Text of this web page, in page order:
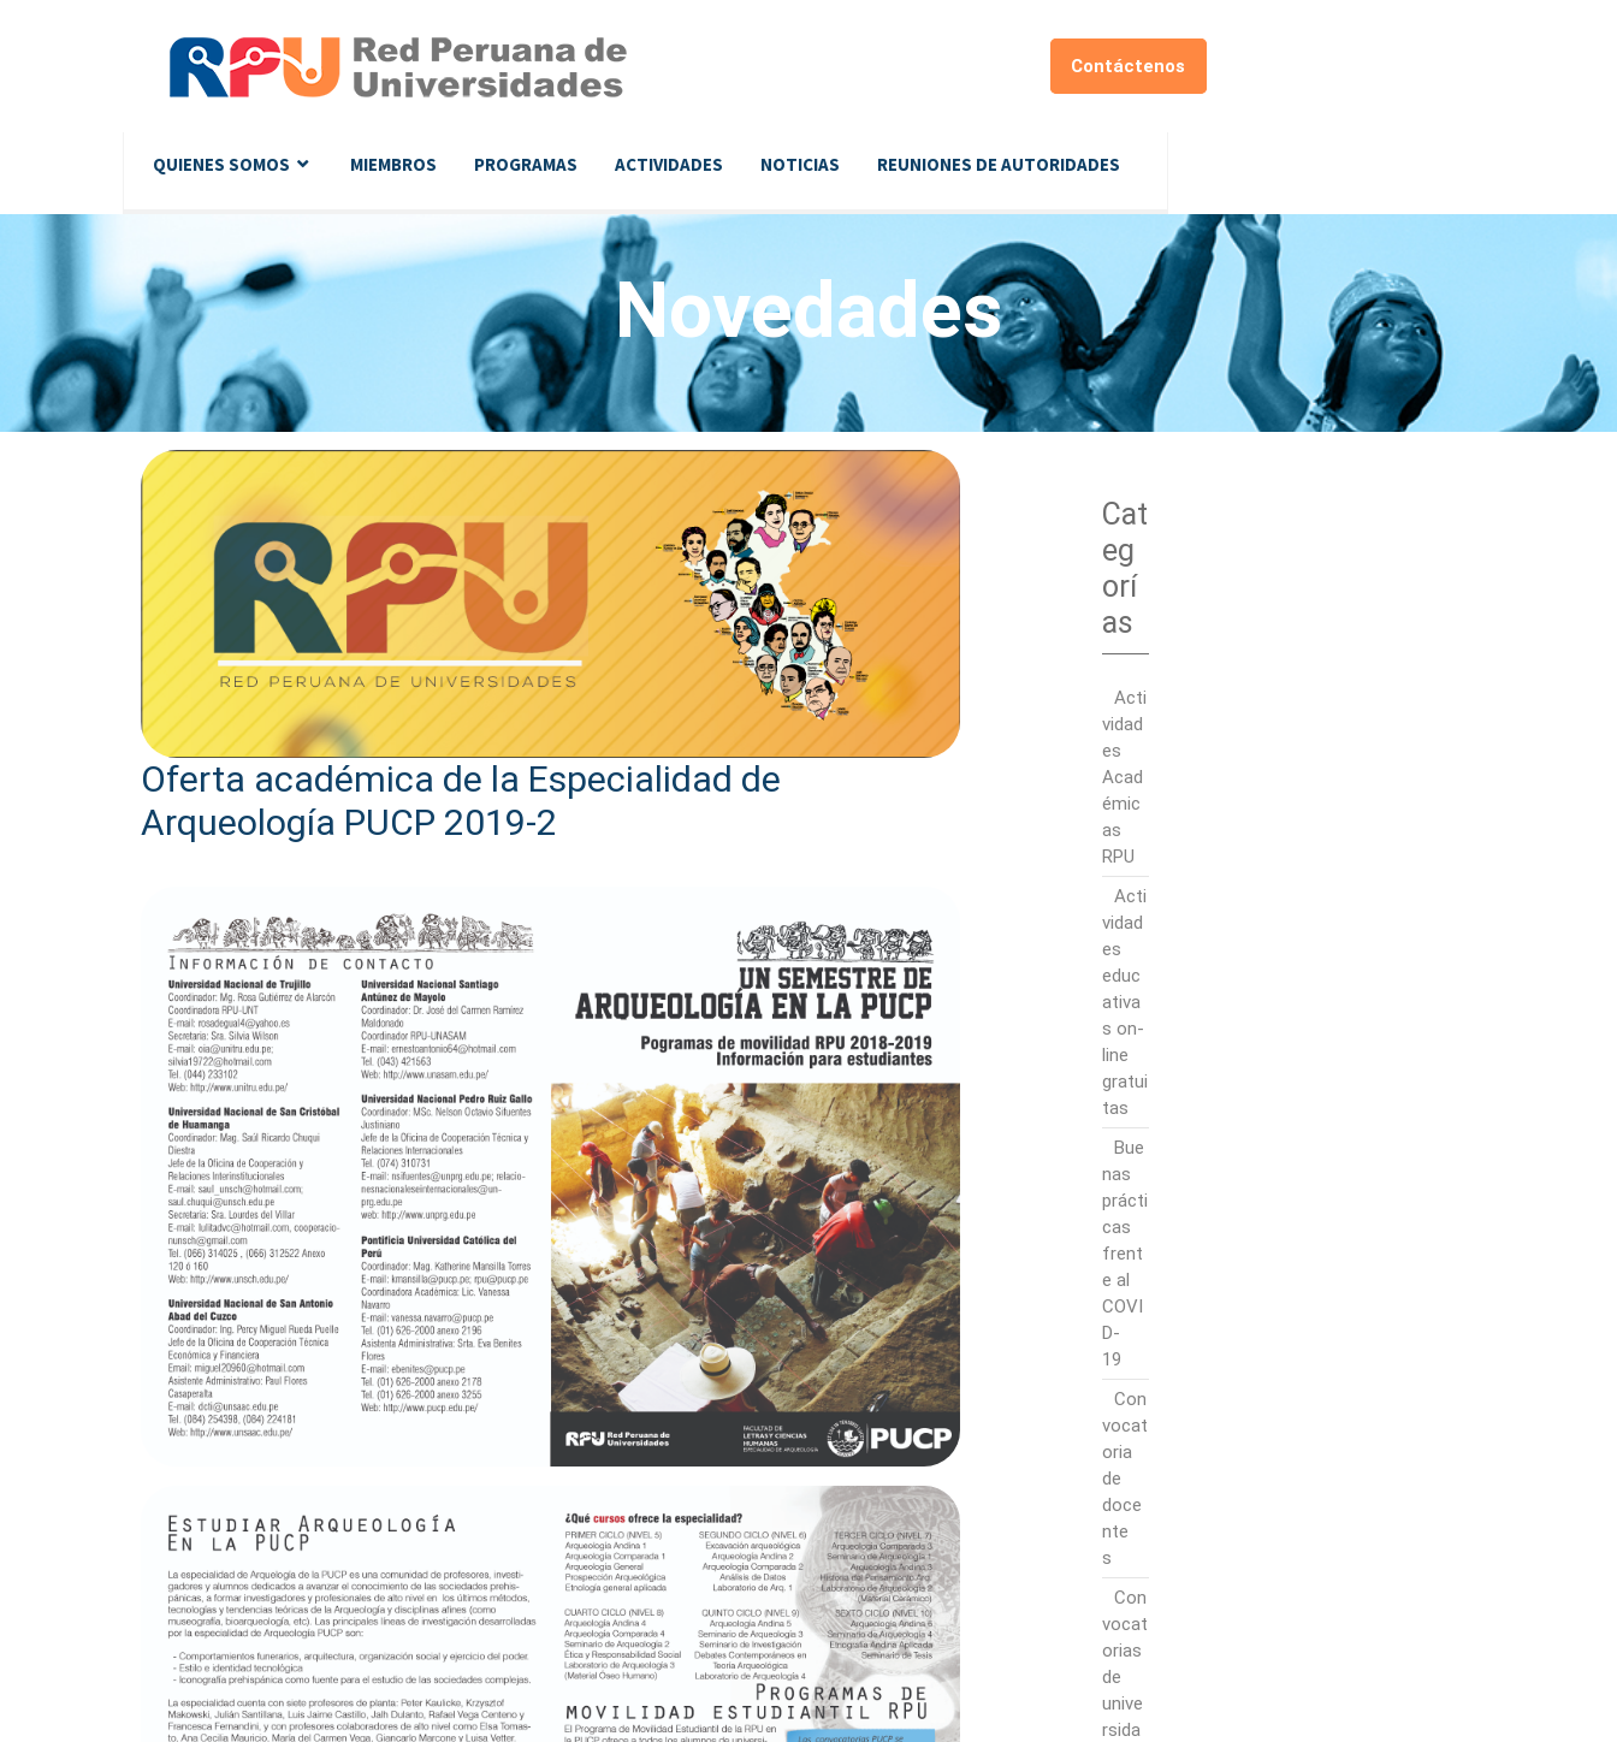
Contáctenos
QUIENES SOMOS MIEMBROS PROGRAMAS ACTIVIDADES NOTICIAS REUNIONES DE AUTORIDADES
Novedades
Oferta académica de la Especialidad de
Arqueología PUCP 2019-2
Cat
eg
orí
as
Acti
vidad
es
Acad
émic
as
RPU
Acti
vidad
es
educ
ativa
s on-
line
gratui
tas
Bue
nas
prácti
cas
frent
e al
COVI
D-
19
Con
vocat
oria
de
doce
nte
s
Con
vocat
orias
de
unive
rsida